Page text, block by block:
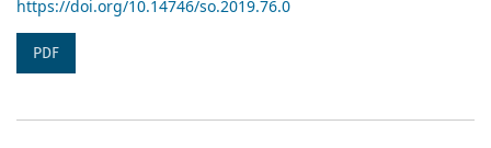
https://doi.org/10.14746/so.2019.76.0
PDF